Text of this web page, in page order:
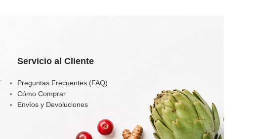
Servicio al Cliente
Preguntas Frecuentes (FAQ)
Cómo Comprar
Envíos y Devoluciones